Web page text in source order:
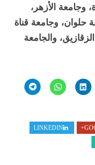
الأزهر،
حلوان، وجامعة قناة
والجامعة
LINKEDIN